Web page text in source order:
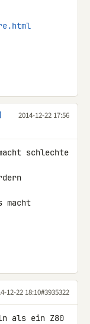
2014-12-22 17:56
schlechte
macht
12-22 18:10#3935322
als ein Z80